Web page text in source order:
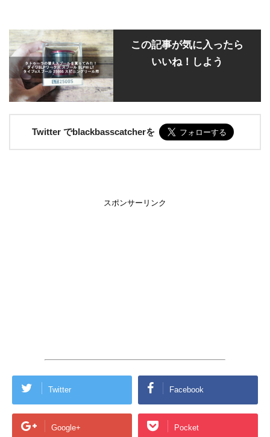
この記事が気に入ったら
いいね！しよう
Twitter でblackbasscatcherを
スポンサーリンク
Twitter Facebook
Google+ Pocket